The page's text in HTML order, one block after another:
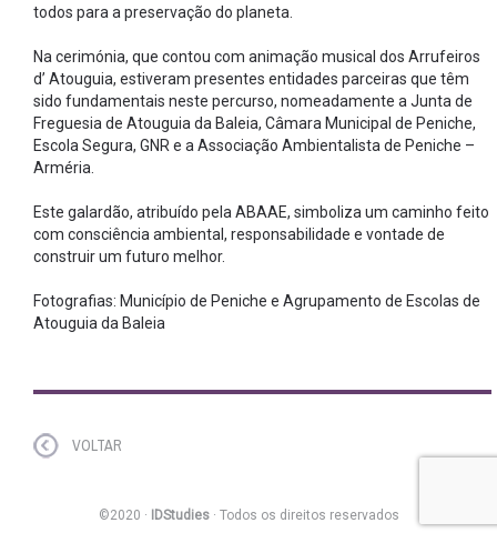
todos para a preservação do planeta.
Na cerimónia, que contou com animação musical dos Arrufeiros
d’ Atouguia, estiveram presentes entidades parceiras que têm
sido fundamentais neste percurso, nomeadamente a Junta de
Freguesia de Atouguia da Baleia, Câmara Municipal de Peniche,
Escola Segura, GNR e a Associação Ambientalista de Peniche –
Arméria.
Este galardão, atribuído pela ABAAE, simboliza um caminho feito
com consciência ambiental, responsabilidade e vontade de
construir um futuro melhor.
Fotografias: Município de Peniche e Agrupamento de Escolas de
Atouguia da Baleia
VOLTAR
©2020 · IDStudies· Todos os direitos reservados